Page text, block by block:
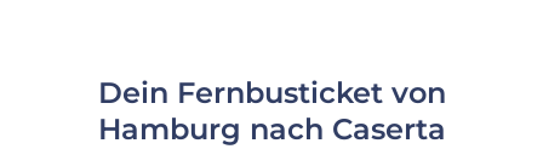
Dein Fernbusticket von
Hamburg nach Caserta